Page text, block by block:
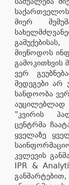
მიერ
მიეწოდოს
გამოკითხვის
ვერ
შედეგები არ
სანდოობა
"კვირის
ცენტრმა
ყველაზე
კვლევის
IPR &